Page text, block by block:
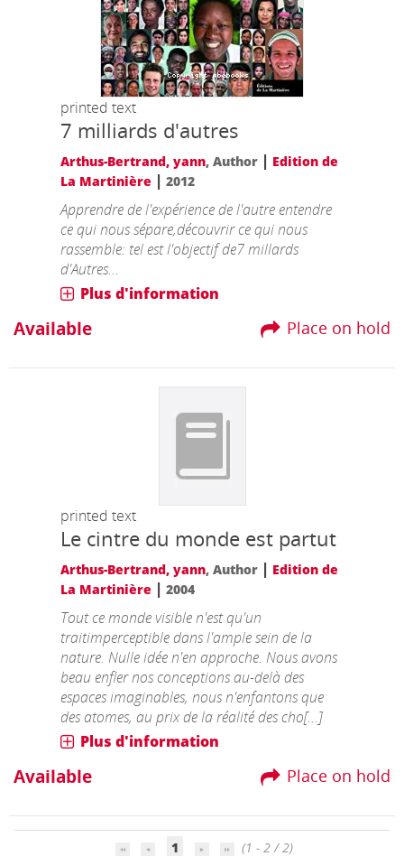
printed text
7 milliards d'autres
Arthus-Bertrand, yann, Author | Edition de
La Martinière |2012
Apprendre de l'expérience de l'autre entendre
ce qui nous sépare,découvrir ce qui nous
rassemble: tel est l'objectif de7 millards
d'Autres...
Plus d'information
Place on hold
Available
printed text
Le cintre du monde est partut
Arthus-Bertrand, yann, Author | Edition de
La Martinière |2004
Tout ce monde visible n'est qu'un
traitimperceptible dans l'ample sein de la
nature. Nulle idée n'en approche. Nous avons
beau enfler nos conceptions au-delà des
espaces imaginables, nous n'enfantons que
des atomes, au prix de la réalité des cho[...]
Plus d'information
Place on hold
Available
1 (1 - 2 / 2)